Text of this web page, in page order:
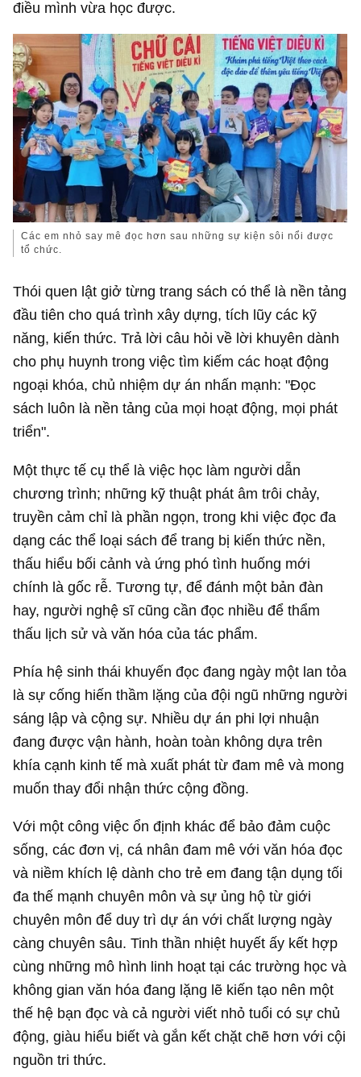
điều mình vừa học được.
Các em nhỏ say mê đọc hơn sau những sự kiện sôi nổi được
tổ chức.
Thói quen lật giở từng trang sách có thể là nền tảng
đầu tiên cho quá trình xây dựng, tích lũy các kỹ
năng, kiến thức. Trả lời câu hỏi về lời khuyên dành
cho phụ huynh trong việc tìm kiếm các hoạt động
ngoại khóa, chủ nhiệm dự án nhấn mạnh: "Đọc
sách luôn là nền tảng của mọi hoạt động, mọi phát
triển".
Một thực tế cụ thể là việc học làm người dẫn
chương trình; những kỹ thuật phát âm trôi chảy,
truyền cảm chỉ là phần ngọn, trong khi việc đọc đa
dạng các thể loại sách để trang bị kiến thức nền,
thấu hiểu bối cảnh và ứng phó tình huống mới
chính là gốc rễ. Tương tự, để đánh một bản đàn
hay, người nghệ sĩ cũng cần đọc nhiều để thẩm
thấu lịch sử và văn hóa của tác phẩm.
Phía hệ sinh thái khuyến đọc đang ngày một lan tỏa
là sự cống hiến thầm lặng của đội ngũ những người
sáng lập và cộng sự. Nhiều dự án phi lợi nhuận
đang được vận hành, hoàn toàn không dựa trên
khía cạnh kinh tế mà xuất phát từ đam mê và mong
muốn thay đổi nhận thức cộng đồng.
Với một công việc ổn định khác để bảo đảm cuộc
sống, các đơn vị, cá nhân đam mê với văn hóa đọc
và niềm khích lệ dành cho trẻ em đang tận dụng tối
đa thế mạnh chuyên môn và sự ủng hộ từ giới
chuyên môn để duy trì dự án với chất lượng ngày
càng chuyên sâu. Tinh thần nhiệt huyết ấy kết hợp
cùng những mô hình linh hoạt tại các trường học và
không gian văn hóa đang lặng lẽ kiến tạo nên một
thế hệ bạn đọc và cả người viết nhỏ tuổi có sự chủ
động, giàu hiểu biết và gắn kết chặt chẽ hơn với cội
nguồn tri thức.